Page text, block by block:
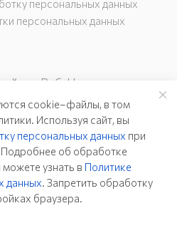
персональных данных
персональных данных
– Веб-Центр
cookie–файлы, в том
Используя сайт, вы
персональных данных при
об обработке
узнать в Политике
данных. Запретить обработку
браузера.